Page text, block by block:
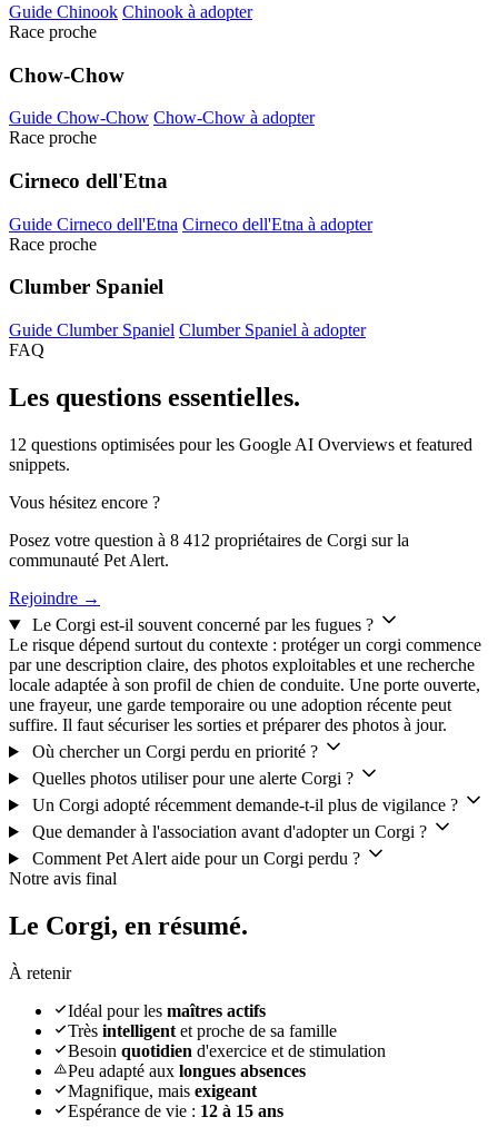
Guide Chinook Chinook à adopter
Race proche
Chow-Chow
Guide Chow-Chow Chow-Chow à adopter
Race proche
Cirneco dell'Etna
Guide Cirneco dell'Etna Cirneco dell'Etna à adopter
Race proche
Clumber Spaniel
Guide Clumber Spaniel Clumber Spaniel à adopter
FAQ
Les questions essentielles.
12 questions optimisées pour les Google AI Overviews et featured
snippets.
Vous hésitez encore ?
Posez votre question à 8 412 propriétaires de Corgi sur la
communauté Pet Alert.
Rejoindre →
Le Corgi est-il souvent concerné par les fugues ?
Le risque dépend surtout du contexte : protéger un corgi commence
par une description claire, des photos exploitables et une recherche
locale adaptée à son profil de chien de conduite. Une porte ouverte,
une frayeur, une garde temporaire ou une adoption récente peut
suffire. Il faut sécuriser les sorties et préparer des photos à jour.
Où chercher un Corgi perdu en priorité ?
Quelles photos utiliser pour une alerte Corgi ?
Un Corgi adopté récemment demande-t-il plus de vigilance ?
Que demander à l'association avant d'adopter un Corgi ?
Comment Pet Alert aide pour un Corgi perdu ?
Notre avis final
Le Corgi, en résumé.
À retenir
Idéal pour les maîtres actifs
Très intelligent et proche de sa famille
Besoin quotidien d'exercice et de stimulation
Peu adapté aux longues absences
Magnifique, mais exigeant
Espérance de vie : 12 à 15 ans